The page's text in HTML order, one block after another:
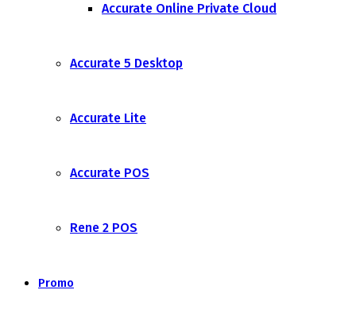
Accurate Online Private Cloud
Accurate 5 Desktop
Accurate Lite
Accurate POS
Rene 2 POS
Promo